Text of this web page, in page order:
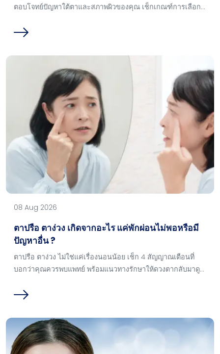
ตอบโจทย์ปัญหาใต้ตาและสภาพผิวของคุณ เช็กเกณฑ์การเลือก
08 Aug 2026
ตาปรือ ตาง่วง เกิดจากอะไร แค่พักผ่อนไม่พอหรือมี
ปัญหาอื่น ?
ตาปรือ ตาง่วง ไม่ใช่แค่เรื่องนอนน้อย เช็ก 4 สัญญาณเตือนที่
บอกว่าคุณควรพบแพทย์ พร้อมแนวทางรักษาให้ดวงตากลับมาดู